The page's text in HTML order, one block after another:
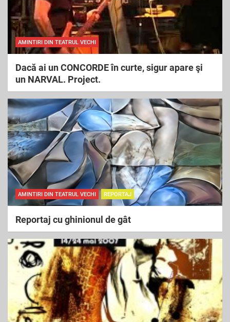
AMINTIRI DIN TEATRUL VECHI
Dacă ai un CONCORDE în curte, sigur apare şi
un NARVAL. Project.
AMINTIRI DIN TEATRUL VECHI REPORTAJ
Reportaj cu ghinionul de gât